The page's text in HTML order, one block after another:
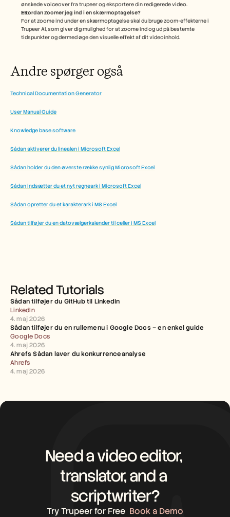
ønskede voiceover fra trupeer og eksportere din redigerede video.
Hvordan zoomer jeg ind i en skærmoptagelse?
For at zoome ind under en skærmoptagelse skal du bruge zoom-effekterne i
Trupeer AI, som giver dig mulighed for at zoome ind og ud på bestemte
tidspunkter og dermed øge den visuelle effekt af dit videoinhold.
Andre spørger også
Technical Documentation Generator
User Manual Guide
Knowledge base software
Sådan aktiverer du linealen i Microsoft Excel
Sådan holder du den øverste række synlig Microsoft Excel
Sådan indsætter du et nyt regneark i Microsoft Excel
Sådan opretter du et karakterark i MS Excel
Sådan tilføjer du en datovælgerkalender til celler i MS Excel
Related Tutorials
Sådan tilføjer du GitHub til LinkedIn
LinkedIn
4. maj 2026
Sådan tilføjer du en rullemenu i Google Docs – en enkel guide
Google Docs
4. maj 2026
Ahrefs Sådan laver du konkurrenceanalyse
Ahrefs
4. maj 2026
Need a video editor,
translator, and a
scriptwriter?
Try Trupeer for Free Book a Demo